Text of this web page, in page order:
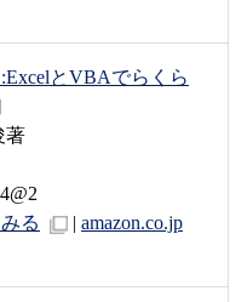
とVBAでらくら
著
る
| amazon.co.jp